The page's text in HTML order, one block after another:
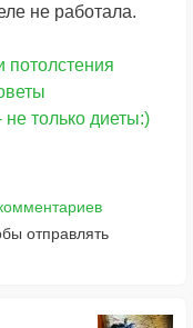
не работала.
потолстения
только диеты:)
отправлять